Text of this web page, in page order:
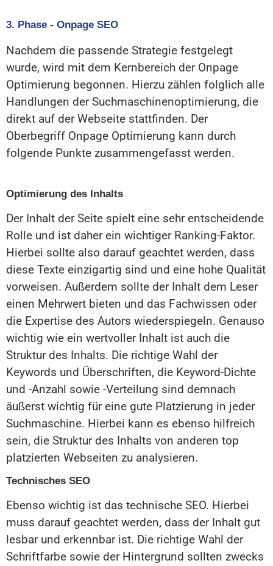
3. Phase - Onpage SEO
Nachdem die passende Strategie festgelegt
wurde, wird mit dem Kernbereich der Onpage
Optimierung begonnen. Hierzu zählen folglich alle
Handlungen der Suchmaschinenoptimierung, die
direkt auf der Webseite stattfinden. Der
Oberbegriff Onpage Optimierung kann durch
folgende Punkte zusammengefasst werden.
Optimierung des Inhalts
Der Inhalt der Seite spielt eine sehr entscheidende
Rolle und ist daher ein wichtiger Ranking-Faktor.
Hierbei sollte also darauf geachtet werden, dass
diese Texte einzigartig sind und eine hohe Qualität
vorweisen. Außerdem sollte der Inhalt dem Leser
einen Mehrwert bieten und das Fachwissen oder
die Expertise des Autors wiederspiegeln. Genauso
wichtig wie ein wertvoller Inhalt ist auch die
Struktur des Inhalts. Die richtige Wahl der
Keywords und Überschriften, die Keyword-Dichte
und -Anzahl sowie -Verteilung sind demnach
äußerst wichtig für eine gute Platzierung in jeder
Suchmaschine. Hierbei kann es ebenso hilfreich
sein, die Struktur des Inhalts von anderen top
platzierten Webseiten zu analysieren.
Technisches SEO
Ebenso wichtig ist das technische SEO. Hierbei
muss darauf geachtet werden, dass der Inhalt gut
lesbar und erkennbar ist. Die richtige Wahl der
Schriftfarbe sowie der Hintergrund sollten zwecks